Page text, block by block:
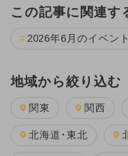
この記事に関連す
2026年6月のイベント
地域から絞り込む
関東 関西
北海道･東北